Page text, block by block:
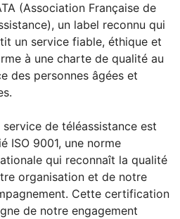
(Association Française de
un label reconnu qui
un service fiable, éthique et
à une charte de qualité au
des personnes âgées et
service de téléassistance est
ISO 9001, une norme
qui reconnaît la qualité
organisation et de notre
Cette certification
de notre engagement